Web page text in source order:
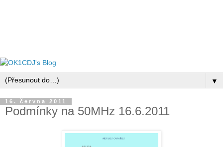
▼
16. června 2011
Podmínky na 50MHz 16.6.2011